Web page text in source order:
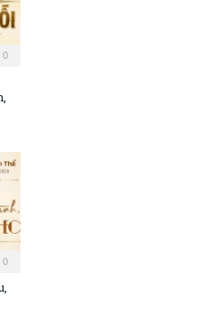
0
0